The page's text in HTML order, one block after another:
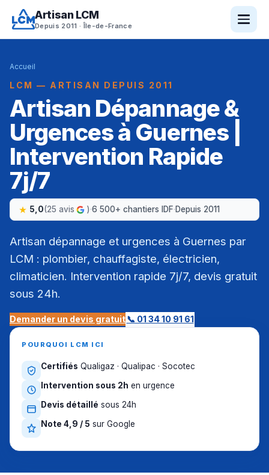
Artisan LCM
Depuis 2011 · Île-de-France
Accueil
LCM — ARTISAN DEPUIS 2011
Artisan Dépannage &
Urgences à Guernes |
Intervention Rapide
7j/7
5,0(25 avis )·6 500+ chantiers IDF·Depuis 2011
Artisan dépannage et urgences à Guernes par
LCM : plombier, chauffagiste, électricien,
climaticien. Intervention rapide 7j/7, devis gratuit
sous 24h.
Demander un devis gratuit📞 01 34 10 91 61
POURQUOI LCM ICI
Certifiés Qualigaz · Qualipac · Socotec
Intervention sous 2h en urgence
Devis détaillé sous 24h
Note 4,9 / 5 sur Google